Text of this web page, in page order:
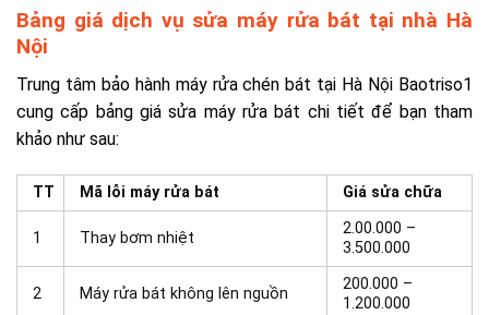
Bảng giá dịch vụ sửa máy rửa bát tại nhà Hà
Nội
Trung tâm bảo hành máy rửa chén bát tại Hà Nội Baotriso1
cung cấp bảng giá sửa máy rửa bát chi tiết để bạn tham
khảo như sau:
TT Mã lỗi máy rửa bát Giá sửa chữa
1 Thay bơm nhiệt
2.00.000 –
3.500.000
2 Máy rửa bát không lên nguồn
200.000 –
1.200.000